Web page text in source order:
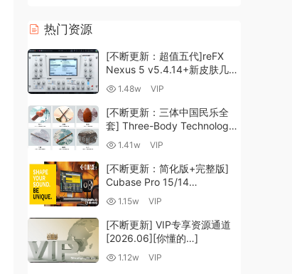
热门资源
[不断更新：超值五代]reFX
Nexus 5 v5.4.14+新皮肤几十
套+原厂+全套扩展+教程
1.48w VIP
[不断更新：三体中国民乐全
套] Three-Body Technology-
R2R [WiN, MacOSX]
1.41w VIP
[不断更新：简化版+完整版]
Cubase Pro 15/14
VR/R2R/U2B+原厂音源+插件
MacOSX]（704.0MB+）
1.15w VIP
[不断更新] VIP专享资源通道
[2026.06][你懂的…]
1.12w VIP